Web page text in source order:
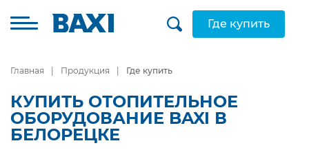
Где купить
Главная Продукция Где купить
КУПИТЬ ОТОПИТЕЛЬНОЕ
ОБОРУДОВАНИЕ BAXI В
БЕЛОРЕЦКЕ